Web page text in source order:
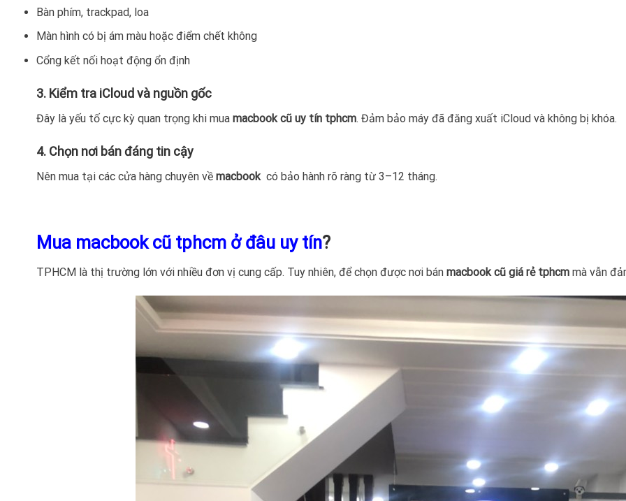
Bàn phím, trackpad, loa
Màn hình có bị ám màu hoặc điểm chết không
Cổng kết nối hoạt động ổn định
3. Kiểm tra iCloud và nguồn gốc
Đây là yếu tố cực kỳ quan trọng khi mua macbook cũ uy tín tphcm. Đảm bảo máy đã đăng xuất iCloud và không bị khóa.
4. Chọn nơi bán đáng tin cậy
Nên mua tại các cửa hàng chuyên về macbook có bảo hành rõ ràng từ 3–12 tháng.
Mua macbook cũ tphcm ở đâu uy tín?
TPHCM là thị trường lớn với nhiều đơn vị cung cấp. Tuy nhiên, để chọn được nơi bán macbook cũ giá rẻ tphcm mà vẫn